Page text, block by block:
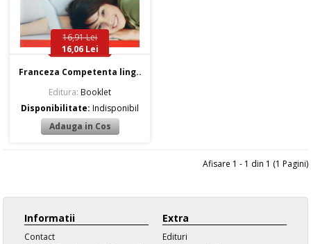
16,91 Lei
16,06 Lei
Franceza Competenta ling..
Editura: Booklet
Disponibilitate:Indisponibil
Afisare 1 - 1 din 1 (1 Pagini)
Informatii
Contact
Extra
Edituri